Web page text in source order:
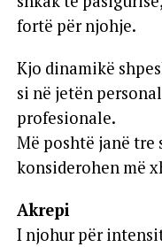
fortë për njohje.
Kjo dinamikë
si në jetën
profesionale.
Më poshtë janë tre
konsiderohen më
Akrepi
I njohur për